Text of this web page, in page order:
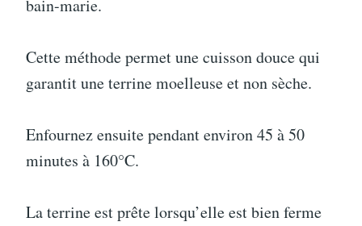
bain-marie.
Cette méthode permet une cuisson douce qui
garantit une terrine moelleuse et non sèche.
Enfournez ensuite pendant environ 45 à 50
minutes à 160°C.
La terrine est prête lorsqu’elle est bien ferme